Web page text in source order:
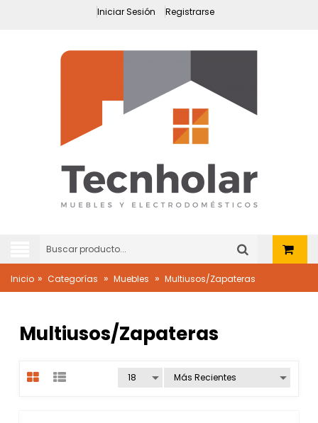
Iniciar Sesión Registrarse
Inicio » Categorías » Muebles » Multiusos/Zapateras
Multiusos/Zapateras